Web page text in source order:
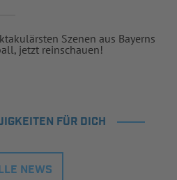
Szenen aus Bayerns
jetzt reinschauen!
FÜR DICH
NEWS